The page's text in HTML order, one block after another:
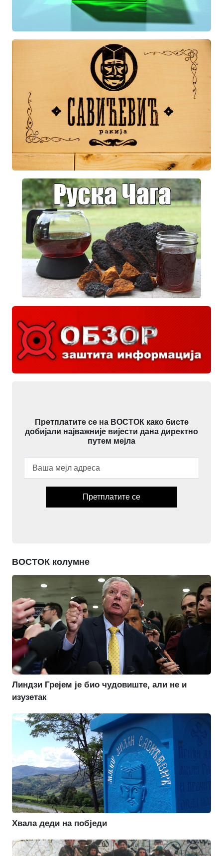
Претплатите се на ВОСТОК како бисте
добијали најважније вијести дана директно
путем мејла
Претплатите се
ВОСТОК колумне
Линдзи Грејем је био чудовиште, али не и
изузетак
Хвала деди на побједи